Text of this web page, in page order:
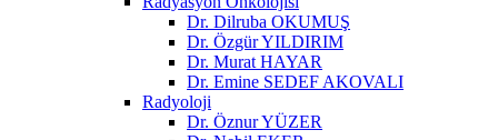
Dr. Dilruba OKUMUŞ
Dr. Özgür YILDIRIM
Dr. Murat HAYAR
Dr. Emine SEDEF AKOVALI
Radyoloji
Dr. Öznur YÜZER